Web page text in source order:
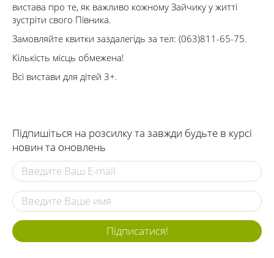
вистава про те, як важливо кожному Зайчику у житті
зустріти свого Півника.
Замовляйте квитки заздалегідь за тел: (063)811-65-75.
Кількість місць обмежена!
Всі вистави для дітей 3+.
Підпишіться на розсилку та завжди будьте в курсі
новин та оновлень
Підписатися!